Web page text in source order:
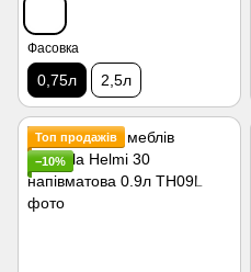
Фасовка
0,75л 2,5л
Топ продажів
−10%